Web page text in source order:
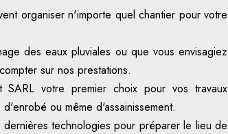
organiser n'importe quel chantier pour votre
des eaux pluviales ou que vous envisagiez
sur nos prestations.
votre premier choix pour vos travaux
ou même d'assainissement.
technologies pour préparer le lieu de